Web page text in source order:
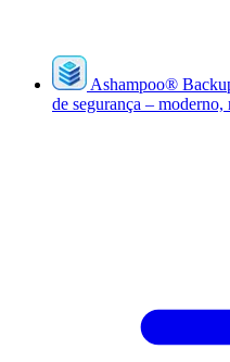
Ashampoo®
de segurança – moderno,